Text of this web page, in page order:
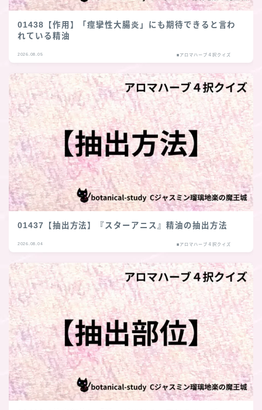
01438【作用】「痙攣性大腸炎」にも期待できると言わ
れている精油
2026.08.05 ■アロマハーブ４択クイズ
01437【抽出方法】『スターアニス』精油の抽出方法
2026.08.04 ■アロマハーブ４択クイズ